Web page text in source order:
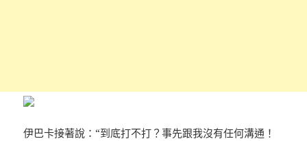
伊巴卡接著說：“到底打不打？事先跟我沒有任何溝通！